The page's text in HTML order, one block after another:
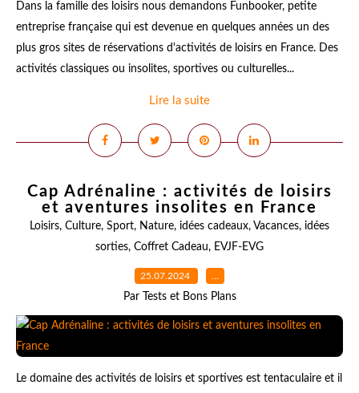
Dans la famille des loisirs nous demandons Funbooker, petite
entreprise française qui est devenue en quelques années un des
plus gros sites de réservations d'activités de loisirs en France. Des
activités classiques ou insolites, sportives ou culturelles...
Lire la suite
Cap Adrénaline : activités de loisirs
et aventures insolites en France
Loisirs, Culture, Sport, Nature, idées cadeaux, Vacances, idées
sorties, Coffret Cadeau, EVJF-EVG
25.07.2024 …
Par Tests et Bons Plans
Le domaine des activités de loisirs et sportives est tentaculaire et il